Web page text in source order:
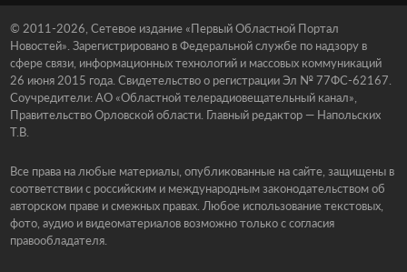
© 2011-2026, Сетевое издание «Первый Областной Портал
Новостей». Зарегистрировано в Федеральной службе по надзору в
сфере связи, информационных технологий и массовых коммуникаций
26 июня 2015 года. Свидетельство о регистрации Эл № 77ФС-62167.
Соучредители: АО «Областной телерадиовещательный канал»,
Правительство Орловской области. Главный редактор — Напольских
Т.В.
Все права на любые материалы, опубликованные на сайте, защищены в
соответствии с российским и международным законодательством об
авторском праве и смежных правах. Любое использование текстовых,
фото, аудио и видеоматериалов возможно только с согласия
правообладателя.